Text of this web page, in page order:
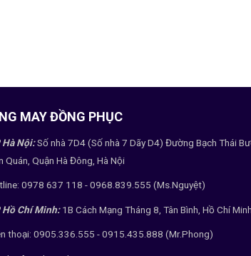
MAY ĐỒNG PHỤC
Hà Nội:Số nhà 7D4 (Số nhà 7 Dãy D4) Đường Bạch Thái
Quán, Quận Hà Đông, Hà Nội
0978 637 118 - 0968.839.555 (Ms.Nguyệt)
Hồ Chí Minh:1B Cách Mạng Tháng 8, Tân Bình, Hồ Chí
thoại: 0905.336.555 - 0915.435.888 (Mr.Phong)